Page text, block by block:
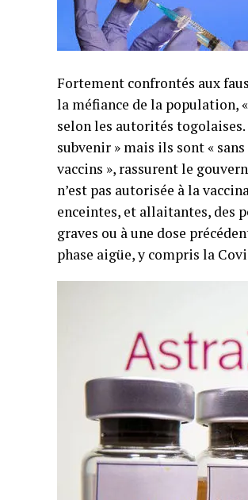
Fortement confrontés aux
la méfiance de la population,
selon les autorités
subvenir » mais ils sont «
vaccins », rassurent le
n’est pas autorisée à la
enceintes, et allaitantes, des
graves ou à une dose
phase aigüe, y compris la